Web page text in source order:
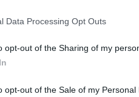
Data Processing Opt Outs
opt-out of the Sharing of my
opt-out of the Sale of my Personal
in questo caso
2019:
di mettersi